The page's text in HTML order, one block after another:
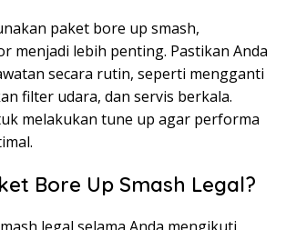
paket bore up smash,
menjadi lebih penting. Pastikan Anda
secara rutin, seperti mengganti
filter udara, dan servis berkala.
melakukan tune up agar performa
Bore Up Smash Legal?
legal selama Anda mengikuti